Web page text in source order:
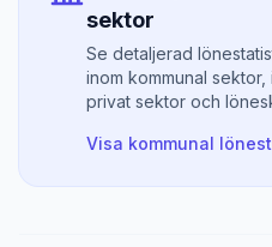
sektor
Se detaljerad
inom kommunal
privat sektor och
Visa kommunal